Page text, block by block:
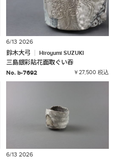
6/13 2026
鈴木大弓
Hiroyumi SUZUKI
三島銀彩貼花面取ぐい吞
No. b-7692
￥27,500 税込
6/13 2026